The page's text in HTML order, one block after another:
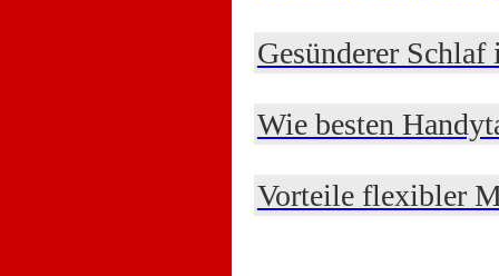
Gesünderer
Wie besten
Vorteile flexibler